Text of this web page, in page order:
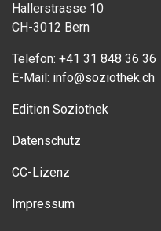
Hallerstrasse 10
CH-3012 Bern
Telefon: +41 31 848 36 36
E-Mail: info@soziothek.ch
Edition Soziothek
Datenschutz
CC-Lizenz
Impressum